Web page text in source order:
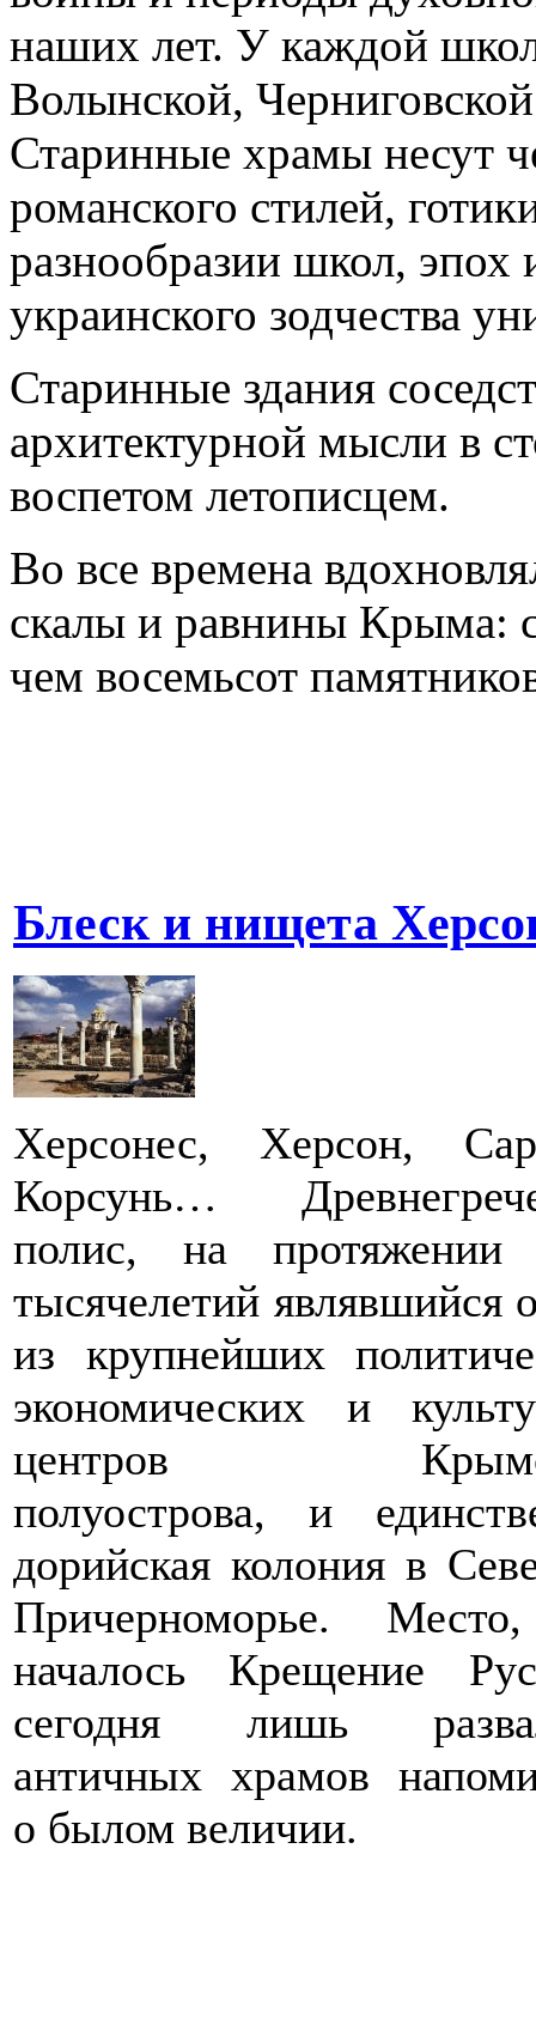
наших лет. У каждой
Волынской,
Старинные храмы несут
романского стилей,
разнообразии школ, эпох
украинского зодчества
Старинные здания
архитектурной мысли в
воспетом летописцем.
Во все времена
скалы и равнины Крыма:
чем восемьсот
Блеск и нищета
Херсонес, Херсон,
Корсунь…
полис, на протяжении
тысячелетий являвшийся
из крупнейших
экономических и
центров
полуострова, и
дорийская колония в
Причерноморье.
началось Крещение
сегодня лишь
античных храмов
о былом величии.